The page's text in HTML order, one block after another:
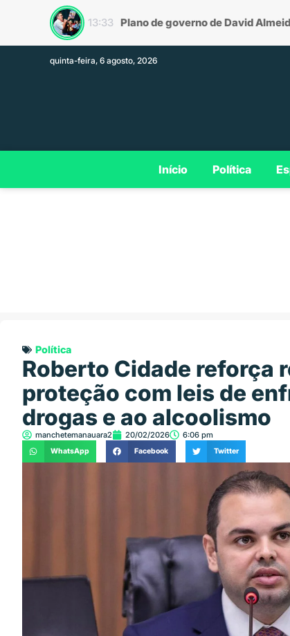
13:33
13:26 Roberto Cida
quinta-feira, 6 agosto, 2026
Início Política
Política
Roberto Cidade reforça
proteção com leis de
drogas e ao alcoolismo
manchetemanauara2 20/02/2026 6:06 pm
WhatsApp Facebook Twitter